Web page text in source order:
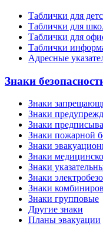
Таблички для
Таблички для
Таблички для
Таблички
Адресные
Знаки
Знаки
Знаки
Знаки
Знаки пожарной
Знаки
Знаки
Знаки
Знаки
Знаки
Знаки групповые
Другие знаки
Планы эвакуации